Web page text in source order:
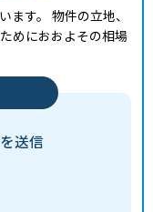
㎡ 55.00㎡ 2020年第
㎡
ます。 物件の立地、
めにおおよその相場
送信